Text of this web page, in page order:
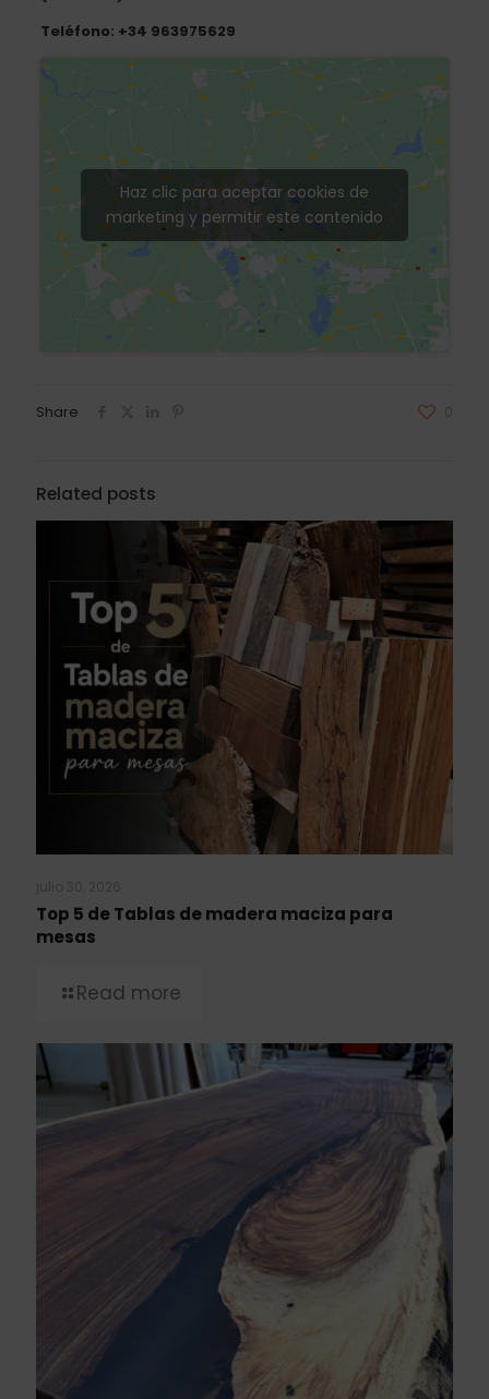
Teléfono: +34 963975629
Haz clic para aceptar cookies de
marketing y permitir este contenido
Share
Related posts
Top 5 de Tablas de madera maciza para
mesas
Read more